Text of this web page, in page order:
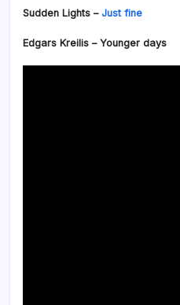
Sudden Lights – Just fine
Edgars Kreilis – Younger days